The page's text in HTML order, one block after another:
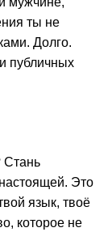
ты не
Долго.
публичных
Стань
Это
язык, твоё
которое не